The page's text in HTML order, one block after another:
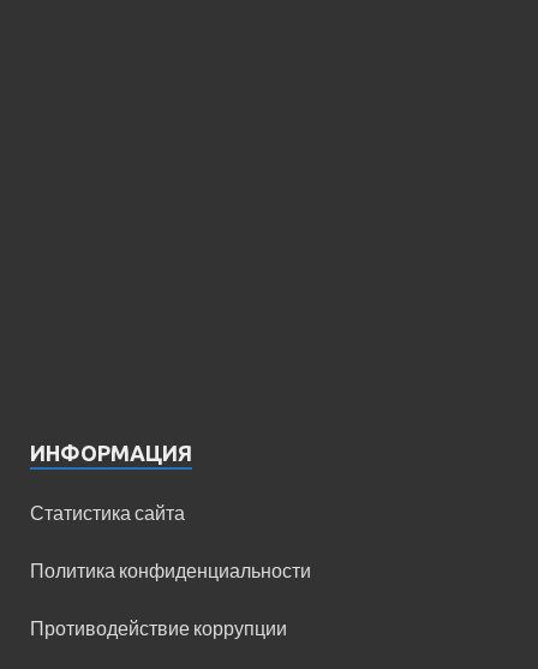
ИНФОРМАЦИЯ
Статистика сайта
Политика конфиденциальности
Противодействие коррупции